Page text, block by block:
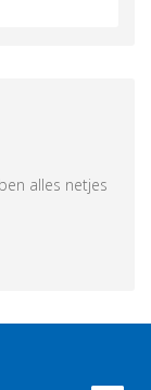
alles netjes